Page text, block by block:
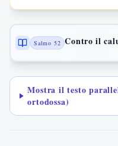
Salmo 52 Contro il
Mostra il testo
ortodossa)